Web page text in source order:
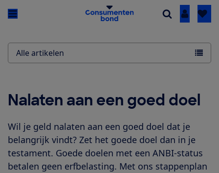
Inloggen
Nalaten aan een goed doel
Wil je geld nalaten aan een goed doel dat je
belangrijk vindt? Zet het goede doel dan in je
testament. Goede doelen met een ANBI-status
betalen geen erfbelasting. Met ons stappenplan
Alle artikelen